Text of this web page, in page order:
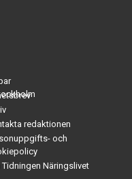
redaktionen
och
Tidningen Näringslivet